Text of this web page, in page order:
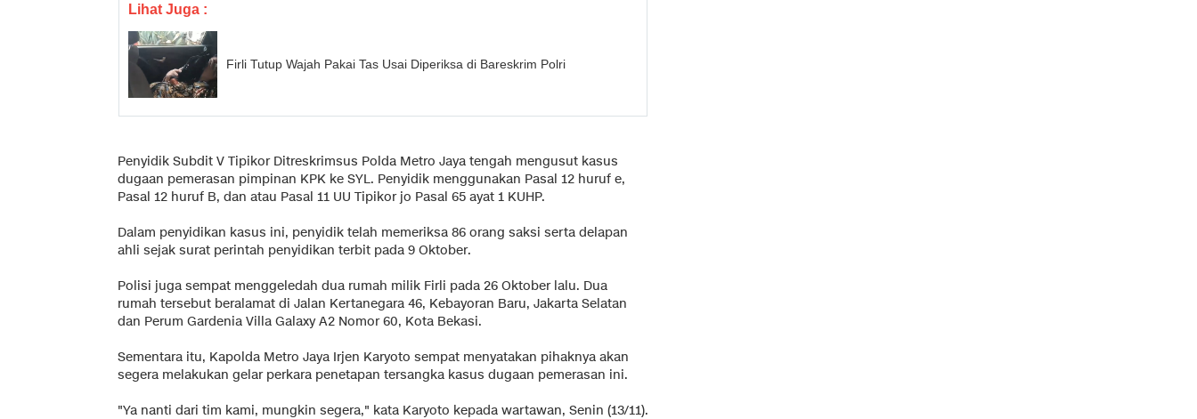
Lihat Juga :
Firli Tutup Wajah Pakai Tas Usai Diperiksa di Bareskrim Polri
Penyidik Subdit V Tipikor Ditreskrimsus Polda Metro Jaya tengah mengusut kasus
dugaan pemerasan pimpinan KPK ke SYL. Penyidik menggunakan Pasal 12 huruf e,
Pasal 12 huruf B, dan atau Pasal 11 UU Tipikor jo Pasal 65 ayat 1 KUHP.
Dalam penyidikan kasus ini, penyidik telah memeriksa 86 orang saksi serta delapan
ahli sejak surat perintah penyidikan terbit pada 9 Oktober.
Polisi juga sempat menggeledah dua rumah milik Firli pada 26 Oktober lalu. Dua
rumah tersebut beralamat di Jalan Kertanegara 46, Kebayoran Baru, Jakarta Selatan
dan Perum Gardenia Villa Galaxy A2 Nomor 60, Kota Bekasi.
Sementara itu, Kapolda Metro Jaya Irjen Karyoto sempat menyatakan pihaknya akan
segera melakukan gelar perkara penetapan tersangka kasus dugaan pemerasan ini.
"Ya nanti dari tim kami, mungkin segera," kata Karyoto kepada wartawan, Senin (13/11).